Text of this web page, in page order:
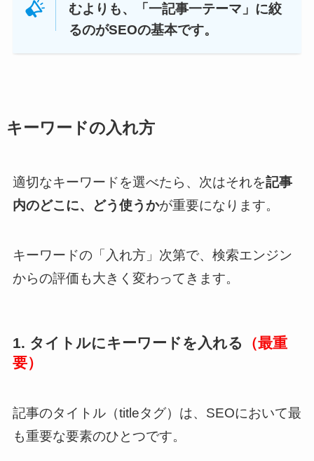
むよりも、「一記事一テーマ」に絞
るのがSEOの基本です。
キーワードの入れ方
適切なキーワードを選べたら、次はそれを記事
内のどこに、どう使うかが重要になります。
キーワードの「入れ方」次第で、検索エンジン
からの評価も大きく変わってきます。
1. タイトルにキーワードを入れる
（最重
要）
記事のタイトル（titleタグ）は、SEOにおいて最
も重要な要素のひとつです。